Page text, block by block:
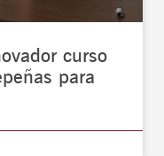
curso
para